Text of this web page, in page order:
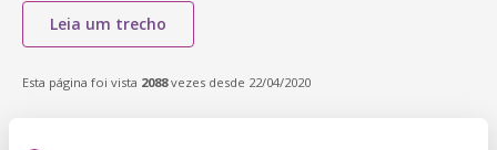
Leia um trecho
Esta página foi vista 2088vezes desde 22/04/2020